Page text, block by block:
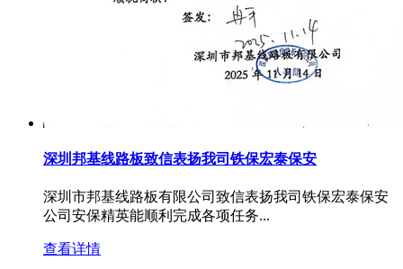
深圳邦基线路板致信表扬我司铁保宏泰保安
深圳市邦基线路板有限公司致信表扬我司铁保宏泰保安
公司安保精英能顺利完成各项任务...
查看详情